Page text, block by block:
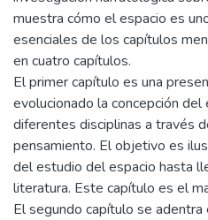
muestra cómo el espacio es
esenciales de los capítulos
en cuatro capítulos.
El primer capítulo es una
evolucionado la concepción
diferentes disciplinas a través
pensamiento. El objetivo es
del estudio del espacio hasta
literatura. Este capítulo es el
El segundo capítulo se adentra